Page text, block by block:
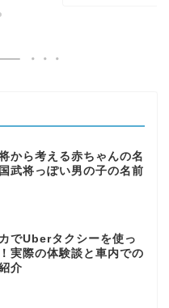
から考える赤ちゃんの名
武将っぽい男の子の名前
でUberタクシーを使っ
実際の体験談と車内での
介